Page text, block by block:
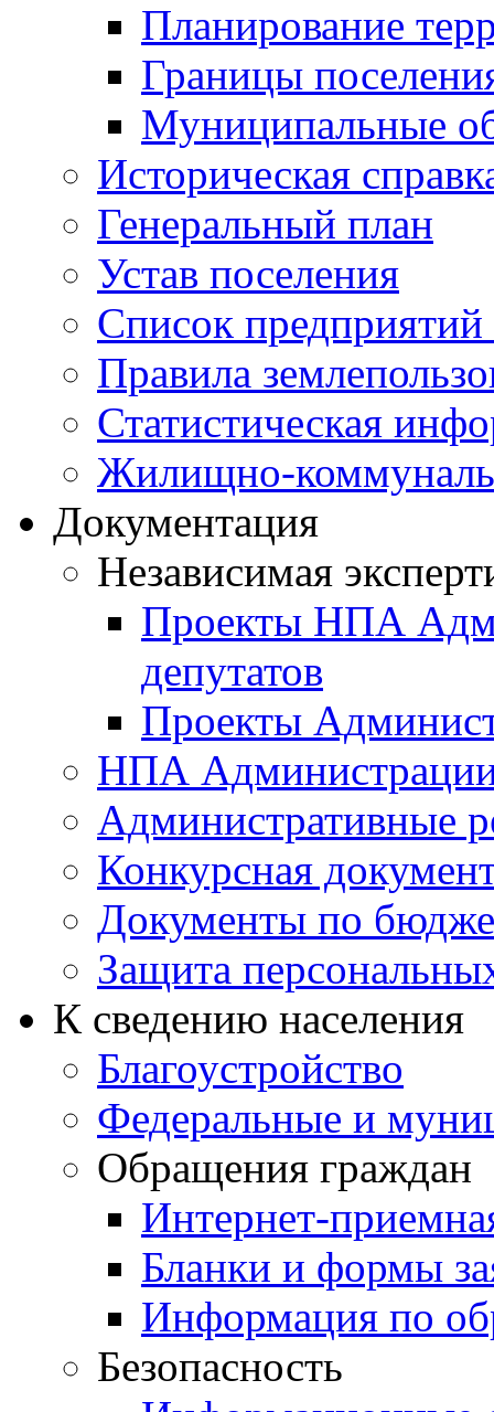
Планирование
Границы
Муниципальные
Историческая
Генеральный план
Устав поселения
Список предприятий
Правила
Статистическая
Жилищно-
Документация
Независимая
Проекты НПА
депутатов
Проекты
НПА
Административные
Конкурсная
Документы по
Защита
К сведению населения
Благоустройство
Федеральные и
Обращения граждан
Интернет-
Бланки и формы
Информация по
Безопасность